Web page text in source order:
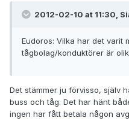
2012-02-10 at 11:30,
Eudoros: Vilka har det varit
tågbolag/konduktörer är
Det stämmer ju förvisso, själv
buss och tåg. Det har hänt
ingen har fått betala någon